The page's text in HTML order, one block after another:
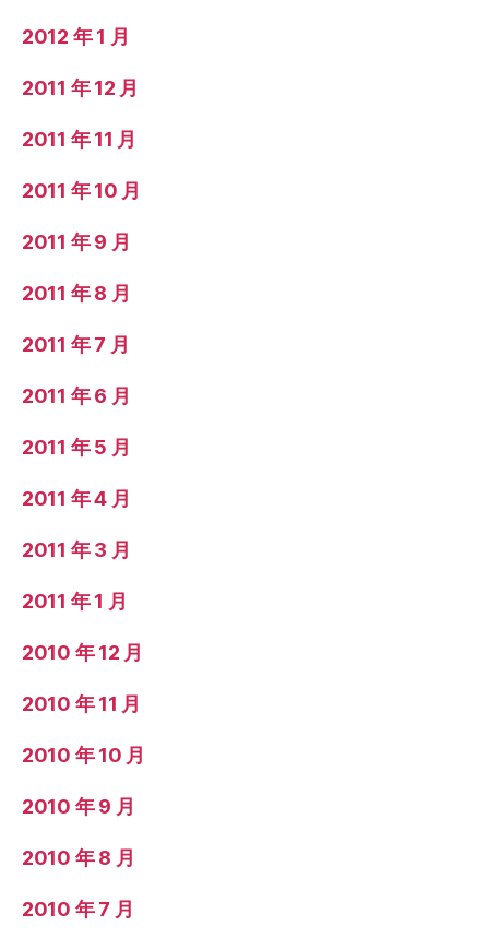
2012 年 1 月
2011 年 12 月
2011 年 11 月
2011 年 10 月
2011 年 9 月
2011 年 8 月
2011 年 7 月
2011 年 6 月
2011 年 5 月
2011 年 4 月
2011 年 3 月
2011 年 1 月
2010 年 12 月
2010 年 11 月
2010 年 10 月
2010 年 9 月
2010 年 8 月
2010 年 7 月